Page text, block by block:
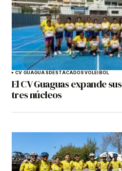
CV GUAGUASDESTACADOSVOLEIBOL
El CV Guaguas expande
tres núcleos